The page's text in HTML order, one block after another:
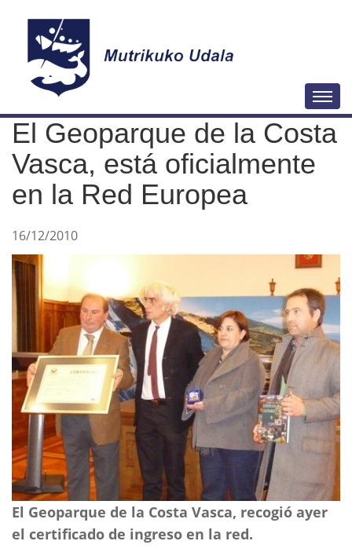
a
El Geoparque de la Costa
Vasca, está oficialmente
en la Red Europea
16/12/2010
El Geoparque de la Costa Vasca, recogió ayer
el certificado de ingreso en la red.